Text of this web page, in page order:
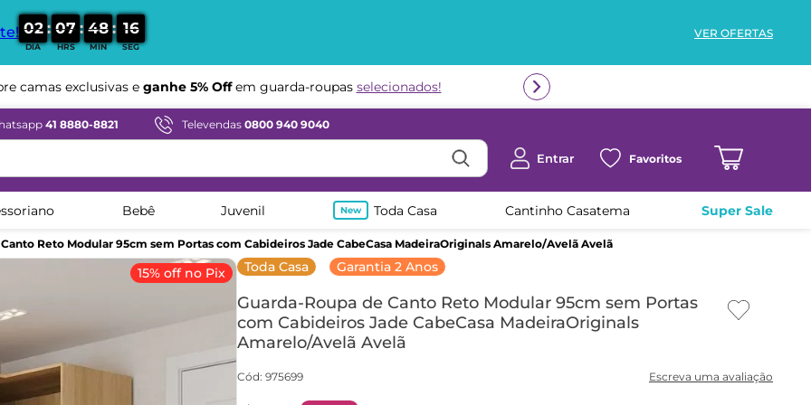
02
DIA
: 07
HRS
: 48
MIN
: 15
SEG
VER OFERTAS
Compre em ate 12x sem juros
41 8880-8821 Televendas 0800 940 9040
Entrar Favoritos
Bebê Juvenil Toda Casa Cantinho Casatema Super Sale
Reto Modular 95cm sem Portas com Cabideiros Jade CabeCasa MadeiraOriginals Amarelo/Avelã Avelã
15% off no Pix Toda Casa Garantia 2 Anos
Guarda-Roupa de Canto Reto Modular 95cm sem Portas
com Cabideiros Jade CabeCasa MadeiraOriginals
Amarelo/Avelã Avelã
Cód: 975699